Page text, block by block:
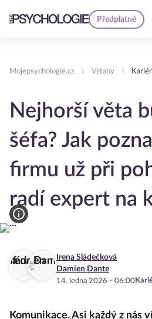
Předplatné
Mojepsychologie.cz Vztahy
Nejhorší věta
šéfa? Jak
firmu už při
radí expert na
Irena Sládečková
Damien Dante
14. ledna 2026 · 06:00
Komunikace. Asi každý z nás